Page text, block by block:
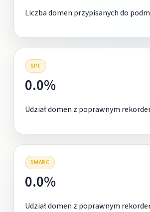
Liczba domen przypisanych do
SPF
0.0%
Udział domen z poprawnym
DMARC
0.0%
Udział domen z poprawnym